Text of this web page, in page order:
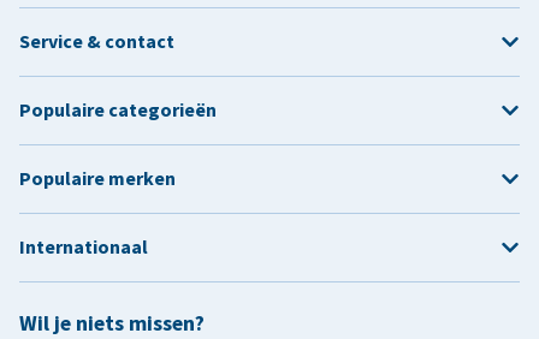
Wil je niets missen?
Service & contact
Populaire categorieën
Populaire merken
Internationaal